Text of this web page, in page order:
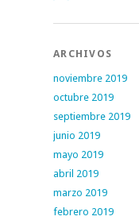
ARCHIVOS
noviembre 2019
octubre 2019
septiembre 2019
junio 2019
mayo 2019
abril 2019
marzo 2019
febrero 2019